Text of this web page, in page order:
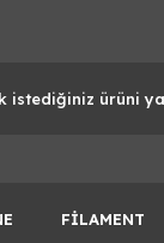
FİLAMENT